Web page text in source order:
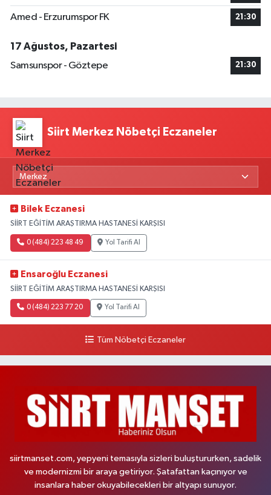
Amed - Erzurumspor FK 21:30
17 Ağustos, Pazartesi
Samsunspor - Göztepe
21:30
Siirt Merkez Nöbetçi Eczaneler
Bilek Eczanesi
SİİRT EĞİTİM ARAŞTIRMA HASTANESİ KARŞISI
0 (484) 223 48 49 Yol Tarifi Al
Ensaroğlu Eczanesi
SİİRT EĞİTİM ARAŞTIRMA HASTANESİ KARŞISI
0 (484) 223 77 20 Yol Tarifi Al
Tüm Nöbetçi Eczaneler
siirtmanset.com, yepyeni temasıyla sizleri buluştururken, sadelik
ve modernizmi bir araya getiriyor. Şatafattan kaçınıyor ve
insanlara haber okuyabilecekleri bir altyapı sunuyor.